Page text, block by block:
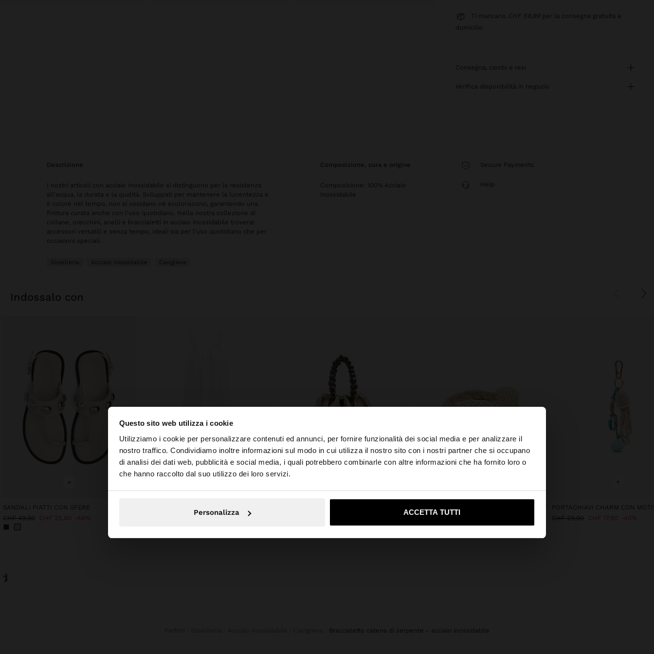
Questo sito web utilizza i cookie
Utilizziamo i cookie per personalizzare contenuti ed annunci, per fornire funzionalità dei social media e per analizzare il
nostro traffico. Condividiamo inoltre informazioni sul modo in cui utilizza il nostro sito con i nostri partner che si occupano
di analisi dei dati web, pubblicità e social media, i quali potrebbero combinarle con altre informazioni che ha fornito loro o
che hanno raccolto dal suo utilizzo dei loro servizi.
Personalizza ACCETTA TUTTI
ciao ×
Stai accedendo al sito da Svizzera. Vuoi navigare sul nostro sito United States?
No, resta in Svizzera Sì, portami su United States
Ti mancano CHF 59,99 per la consegna gratuita a
domicilio
consegna, cambi e resi
verifica disponibilità in negozio
descrizione
I nostri articoli con acciaio inossidabile si distinguono per la resistenza
all'acqua, la durata e la qualità. Sviluppati per mantenere la lucentezza e
il colore nel tempo, non si ossidano né scoloriscono, garantendo una
finitura curata anche con l'uso quotidiano. Nella nostra collezione di
collane, orecchini, anelli e braccialetti in acciaio inossidabile troverai
accessori versatili e senza tempo, ideali sia per l'uso quotidiano che per
occasioni speciali.
Gioielleria Acciaio Inossidabile Cavigliere
composizione, cura e origine
Composizione: 100% Acciaio
inossidabile
Secure Payments
Help
indossalo con
+
SANDALI PIATTI CON SFERE
CHF 49,90 CHF 25,90 48%
CHF 19,90
+
CHF 29,90 CHF 17,90 40%
braccialetto catena di serpente - acciaio inossidabile